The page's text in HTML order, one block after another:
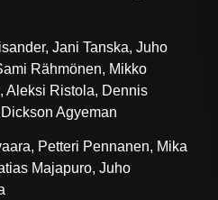
Jani Tanska, Juho
Rähmönen, Mikko
Aleksi Ristola, Dennis
Agyeman
Petteri Pennanen, Mika
Majapuro, Juho